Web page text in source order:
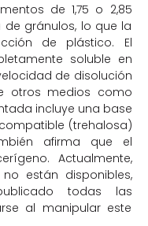
de 1,75 o 2,85
gránulos, lo que la
de plástico. El
soluble en
de disolución
otros medios como
incluye una base
(trehalosa)
afirma que el
Actualmente,
están disponibles,
todas las
al manipular este